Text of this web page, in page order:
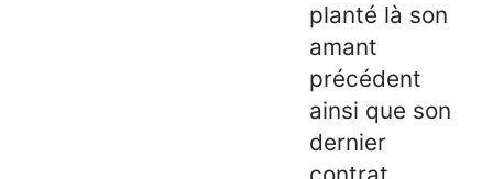
planté là son
amant
précédent
ainsi que son
dernier